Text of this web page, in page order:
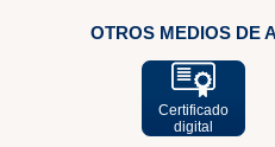
OTROS MEDIOS DE
Certificado
digital